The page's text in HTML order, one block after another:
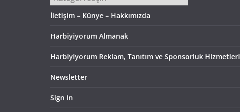
İletişim – Künye – Hakkımızda
Harbiyiyorum Almanak
Harbiyiyorum Reklam, Tanıtım ve Sponsorluk Hizmetleri
Newsletter
Sign In